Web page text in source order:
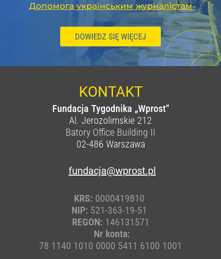
Допомога українським журналістам
DOWIEDZ SIĘ WIĘCEJ
KONTAKT
Fundacja Tygodnika „Wprost”
Al. Jerozolimskie 212
Batory Office Building II
02-486 Warszawa
fundacja@wprost.pl
KRS: 0000419810
NIP: 521-363-19-51
REGON: 146131571
Nr konta:
78 1140 1010 0000 5411 6100 1001